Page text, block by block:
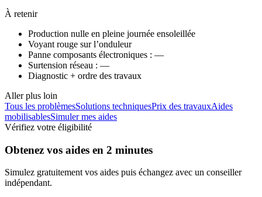
À retenir
Production nulle en pleine journée ensoleillée
Voyant rouge sur l’onduleur
Panne composants électroniques : —
Surtension réseau : —
Diagnostic + ordre des travaux
Aller plus loin
Tous les problèmesSolutions techniquesPrix des travauxAides
mobilisablesSimuler mes aides
Vérifiez votre éligibilité
Obtenez vos aides en 2 minutes
Simulez gratuitement vos aides puis échangez avec un conseiller
indépendant.